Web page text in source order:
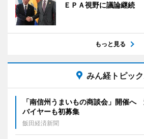
ＥＰＡ視野に議論継続
もっと見る
みん経トピッ
「南信州うまいもの商談会」開催へ
バイヤーも初募集
飯田経済新聞